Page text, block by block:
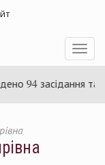
Toggle
засідання та